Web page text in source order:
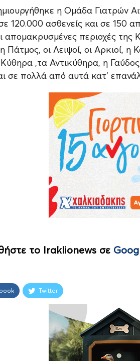
η Ομάδα Γιατρών
120.000 ασθενείς και σε 150
απομακρυσμένες περιοχές της
οι Λειψοί, οι Αρκιοί,
,τα Αντικύθηρα, η
σε πολλά από αυτά κατ’
το Iraklionews σε
Twitter